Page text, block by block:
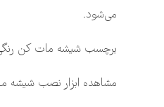
می‌شود.
برچسب شیشه مات کن رنگی
مشاهده ابزار نصب شیشه